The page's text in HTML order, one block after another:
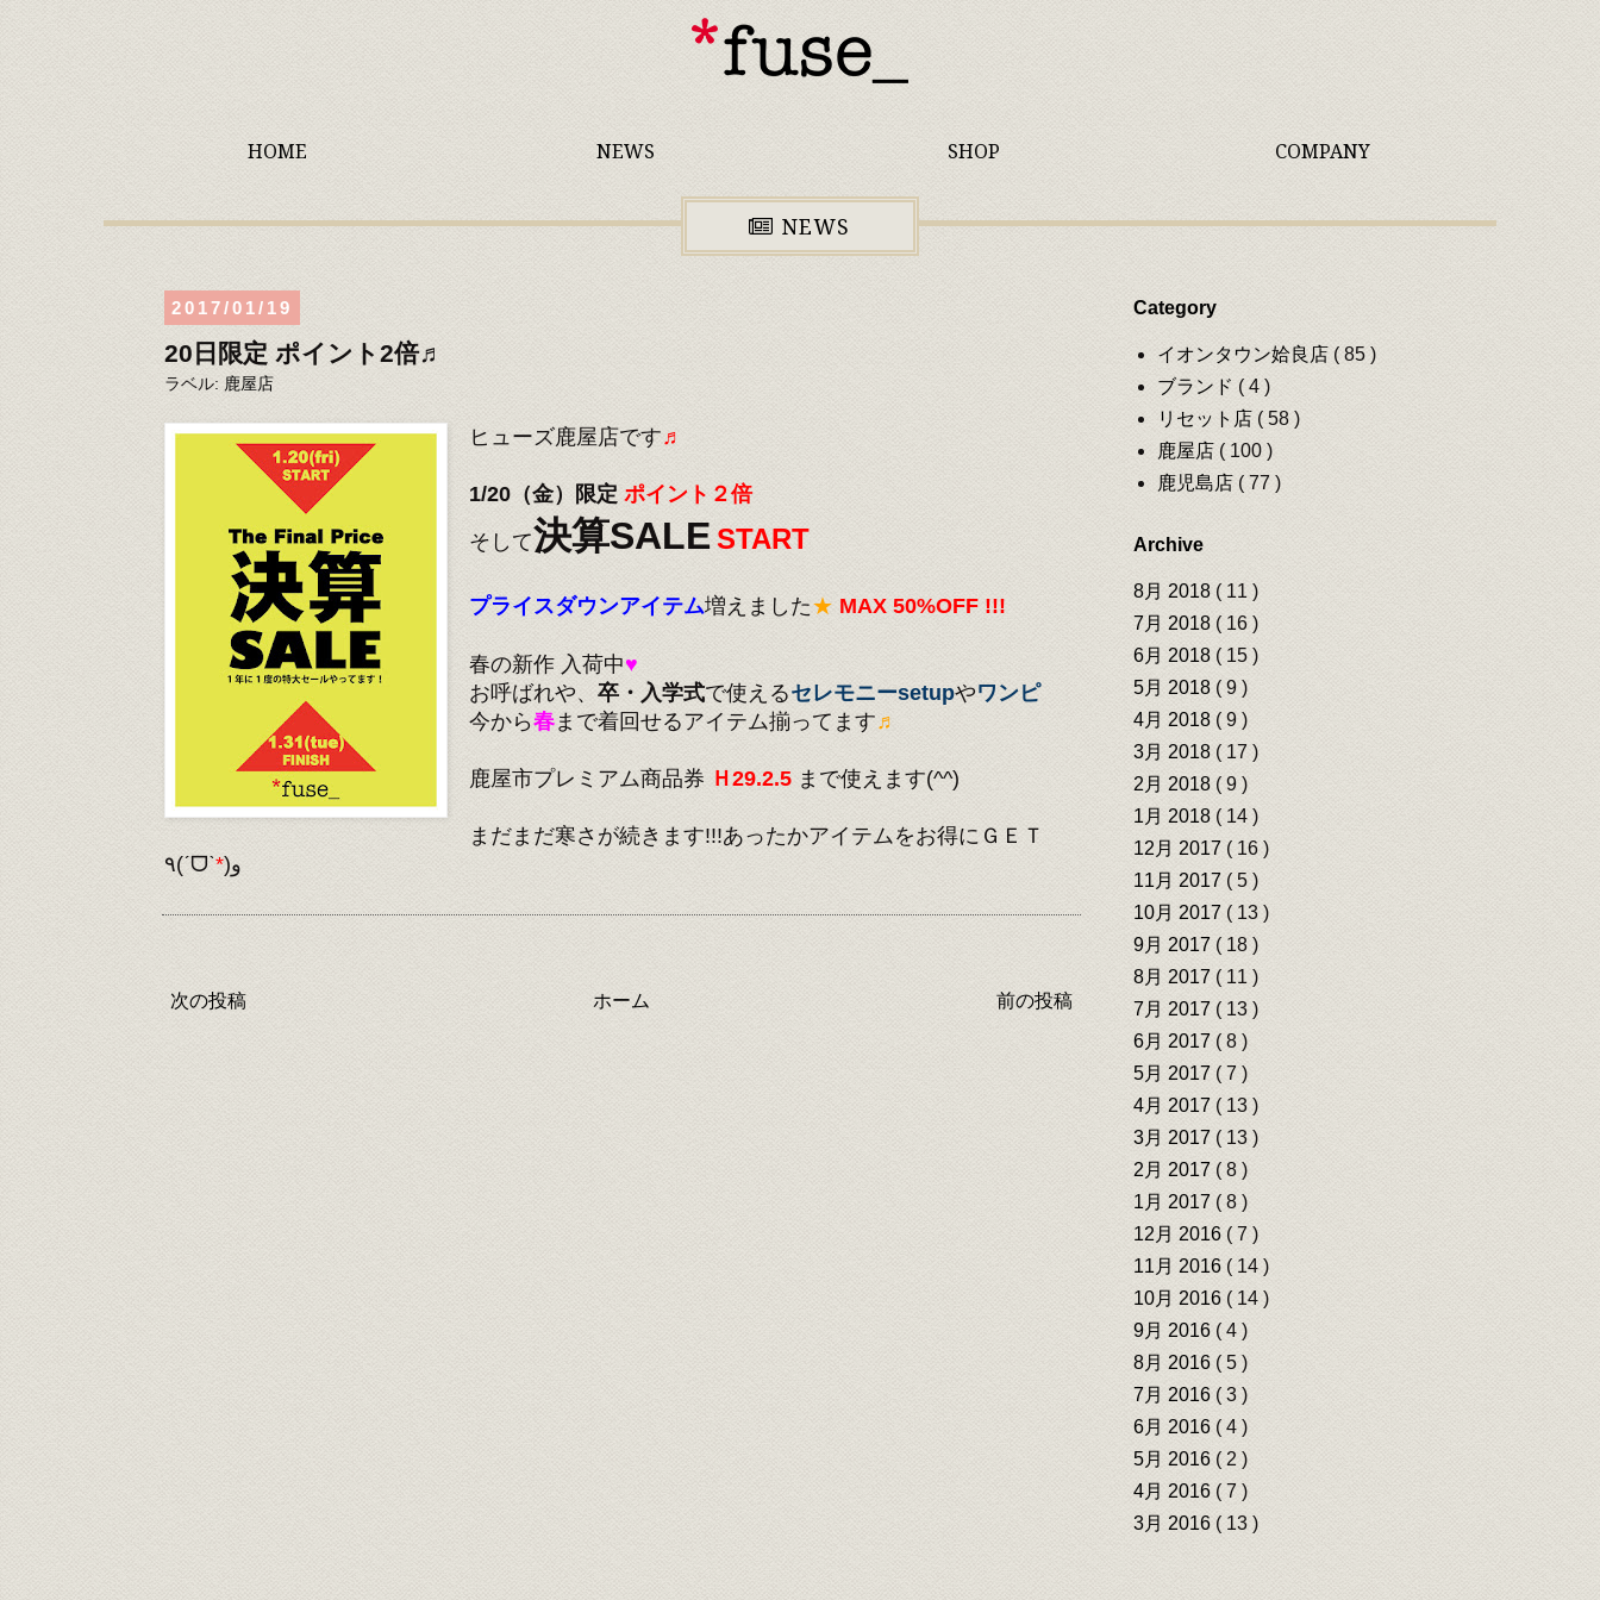
HOME NEWS SHOP COMPANY
NEWS
2017/01/19
20日限定 ポイント2倍♬
ラベル: 鹿屋店
ヒューズ鹿屋店です♬
1/20（金）限定 ポイント２倍
そして決算SALE START
プライスダウンアイテム増えました★ MAX 50%OFF !!!
春の新作 入荷中♥
お呼ばれや、 卒・入学式で使えるセレモニーsetupやワンピ
今から春まで着回せるアイテム揃ってます♬
鹿屋市プレミアム商品券 Ｈ29.2.5 まで使えます(^^)
まだまだ寒さが続きます!!!あったかアイテムをお得にＧＥＴ
٩(ˊᗜˋ* )و
次の投稿 前の投稿
ホーム
Category
イオンタウン姶良店 ( 85 )
ブランド ( 4 )
リセット店 ( 58 )
鹿屋店 ( 100 )
鹿児島店 ( 77 )
Archive
8月 2018 ( 11 )
7月 2018 ( 16 )
6月 2018 ( 15 )
5月 2018 ( 9 )
4月 2018 ( 9 )
3月 2018 ( 17 )
2月 2018 ( 9 )
1月 2018 ( 14 )
12月 2017 ( 16 )
11月 2017 ( 5 )
10月 2017 ( 13 )
9月 2017 ( 18 )
8月 2017 ( 11 )
7月 2017 ( 13 )
6月 2017 ( 8 )
5月 2017 ( 7 )
4月 2017 ( 13 )
3月 2017 ( 13 )
2月 2017 ( 8 )
1月 2017 ( 8 )
12月 2016 ( 7 )
11月 2016 ( 14 )
10月 2016 ( 14 )
9月 2016 ( 4 )
8月 2016 ( 5 )
7月 2016 ( 3 )
6月 2016 ( 4 )
5月 2016 ( 2 )
4月 2016 ( 7 )
3月 2016 ( 13 )